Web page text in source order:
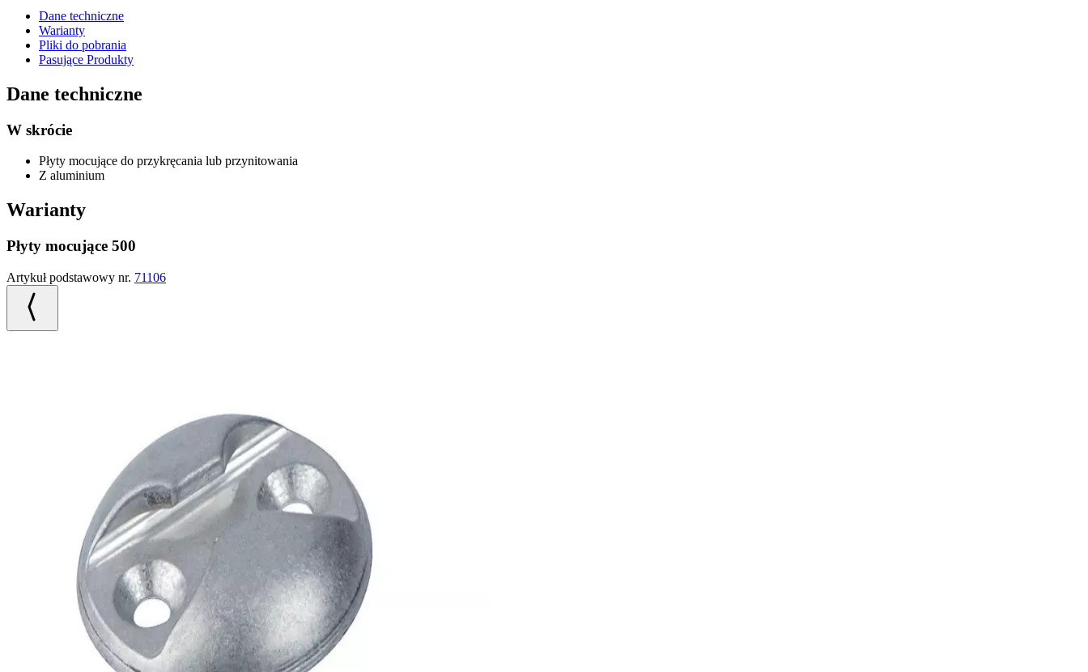
Dane techniczne
Warianty
Pliki do pobrania
Pasujące Produkty
Dane techniczne
W skrócie
Płyty mocujące do przykręcania lub przynitowania
Z aluminium
Warianty
Płyty mocujące 500
Artykuł podstawowy nr. 71106